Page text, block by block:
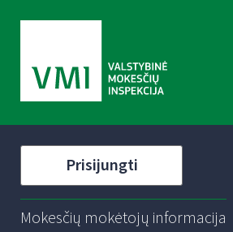
Prisijungti
Mokesčių mokėtojų informacija